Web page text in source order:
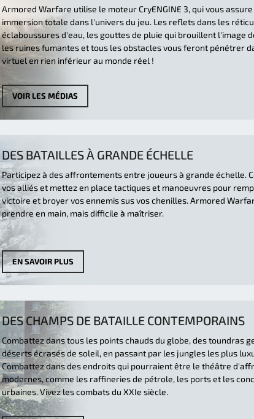
Armored Warfare utilise le moteur CryENGINE 3, qui vous assure
immersion totale dans l'univers du jeu. Les reflets dans les
éclaboussures d'eau, les gouttes de pluie qui brouillent l'image
les ruines fumantes et tous les obstacles vous feront pénétrer
virtuel en rien inférieur au monde réel !
VOIR LES MÉDIAS
DES BATAILLES À GRANDE ÉCHELLE
Participez à des affrontements entre joueurs à grande échelle.
vos alliés et mettez en place tactiques et manoeuvres pour
victoire et broyer vos ennemis sus vos chenilles. Armored
prendre en main, mais difficile à maîtriser.
EN SAVOIR PLUS
DES CHAMPS DE BATAILLE CONTEMPORAINS
Combattez dans tous les points chauds du globe, des toundras
déserts écrasés de soleil, en passant par les jungles les plus
Combattez dans des endroits qui pourraient être le théâtre
modernes, comme les raffineries de pétrole, les ports et les
urbaines. Vivez les combats du XXIe siècle.